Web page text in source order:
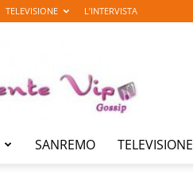
TELEVISIONE L’INTERVISTA
SANREMO TELEVISIONE